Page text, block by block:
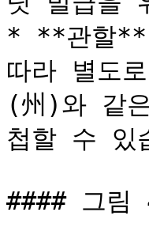
* **관할**
따라 별도
(州)와 같
첩할 수 있
#### 그림